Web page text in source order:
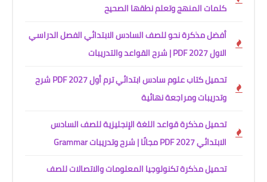
كلمات المنهج وتعلم نطقها الصحيح
أفضل مذكرة نحو للصف السادس الابتدائي الفصل الدراسي
الاول 2027 PDF | شرح القواعد والتدريبات
تحميل كتاب علوم سادس ابتدائي ترم أول 2027 PDF شرح
وتدريبات ومراجعة نهائية
تحميل مذكرة قواعد اللغة الإنجليزية للصف السادس
الابتدائي 2027 PDF مجانًا | شرح وتدريبات Grammar
تحميل مذكرة تكنولوجيا المعلومات والاتصالات للصف